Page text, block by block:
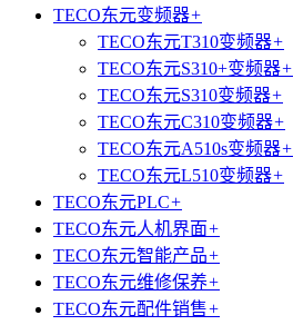
TECO东元变频器+
TECO东元T310变频器+
TECO东元S310+变频器+
TECO东元S310变频器+
TECO东元C310变频器+
TECO东元A510s变频器+
TECO东元L510变频器+
TECO东元PLC+
TECO东元人机界面+
TECO东元智能产品+
TECO东元维修保养+
TECO东元配件销售+